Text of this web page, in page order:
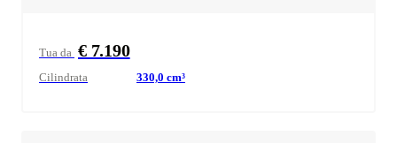
Tua da € 7.190
Cilindrata 330,0 cm³